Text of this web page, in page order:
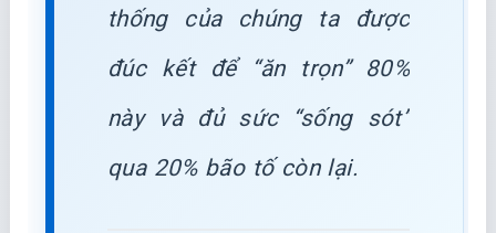
thống của chúng ta được
đúc kết để “ăn trọn” 80%
này và đủ sức “sống sót”
qua 20% bão tố còn lại.